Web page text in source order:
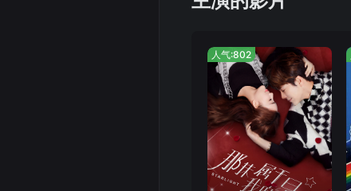
人气:802